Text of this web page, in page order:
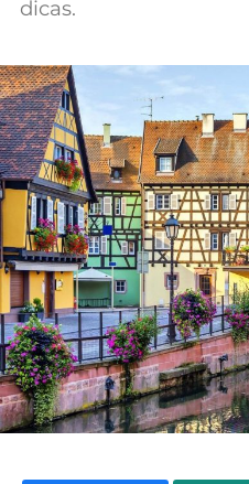
Mundial 2026
dicas.